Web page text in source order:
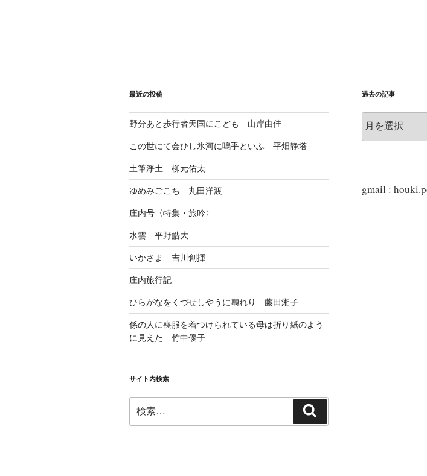
ョ
ン
最近の投稿
野分あと歩行者天国にこども 山岸由佳
この世にて会ひし氷河に嗚乎といふ 平畑静塔
土筆淨土 柳元佑太
ゆめみごこち 丸田洋渡
庄内号〈特集・旅吟〉
水雲 平野皓大
いかさま 吉川創揮
庄内旅行記
ひらがなをくづせしやうに囀れり 藤田湘子
係の人に喪服を着つけられている母は折り紙のよう
に見えた 竹中優子
サイト内検索
索:
索
過去の記事
去
gmail :